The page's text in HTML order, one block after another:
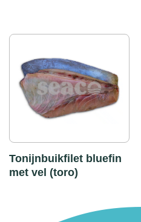
Tonijnbuikfilet bluefin
met vel (toro)